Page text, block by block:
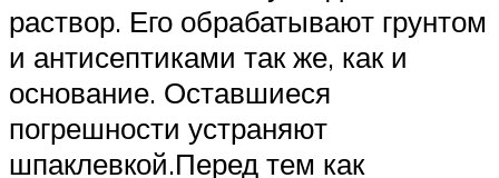
раствор. Его обрабатывают грунтом
и антисептиками так же, как и
основание. Оставшиеся
погрешности устраняют
шпаклевкой.Перед тем как